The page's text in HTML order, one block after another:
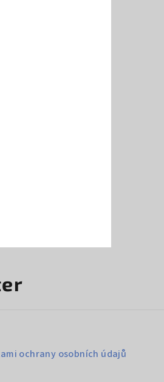
ochrany osobních údajů